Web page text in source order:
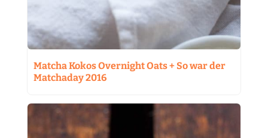
Matcha Kokos Overnight Oats + So war der
Matchaday 2016